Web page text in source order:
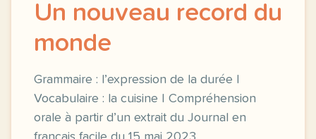
Un nouveau record du
monde
Grammaire : l’expression de la durée |
Vocabulaire : la cuisine | Compréhension
orale à partir d’un extrait du Journal en